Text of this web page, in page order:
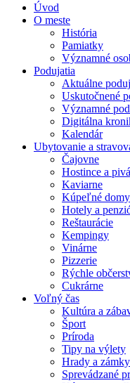
Úvod
O meste
História
Pamiatky
Významné
Podujatia
Aktuálne
Uskutočnené
Významné
Digitálna
Kalendár
Ubytovanie a
Čajovne
Hostince a
Kaviarne
Kúpeľné domy
Hotely a
Reštaurácie
Kempingy
Vinárne
Pizzerie
Rýchle
Cukrárne
Voľný čas
Kultúra a
Šport
Príroda
Tipy na výlety
Hrady a
Sprevádzané